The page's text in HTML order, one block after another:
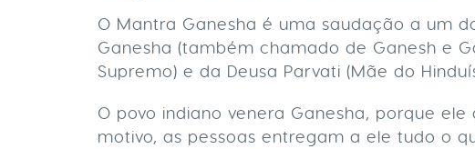
O Mantra Ganesha é uma saudação a um
Ganesha (também chamado de Ganesh e
Supremo) e da Deusa Parvati (Mãe do
O povo indiano venera Ganesha, porque
motivo, as pessoas entregam a ele tudo o